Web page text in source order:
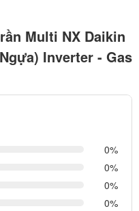
Multi NX Daikin
Inverter - Gas
0
0
0
0